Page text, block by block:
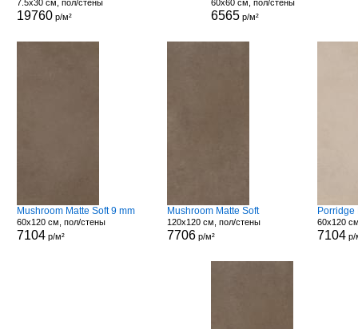
7.5x30 см, пол/стены
19760р/м²
60x60 см, пол/стены
6565 р/м²
Mushroom Matte Soft 9 mm
60x120 см, пол/стены
7104р/м²
Mushroom Matte Soft
120x120 см, пол/стены
7706 р/м²
Porridge
60x120
7104 р/